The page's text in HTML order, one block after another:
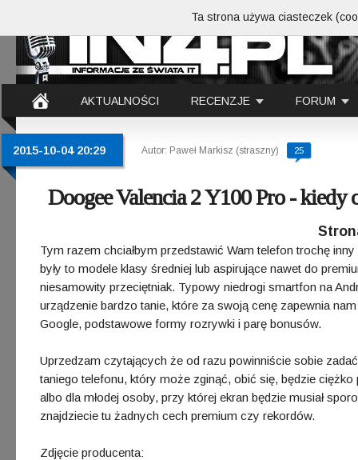
AKTUALNOŚCI RECENZJE FORUM
2015-10-04 20:29 Autor: Paweł Markisz (straszny) 25
Doogee Valencia 2 Y100 Pro - kiedy
Tym razem chciałbym przedstawić Wam telefon trochę
były to modele klasy średniej lub aspirujące nawet do
niesamowity przeciętniak. Typowy niedrogi smartfon na
urządzenie bardzo tanie, które za swoją cenę zapewnia
Google, podstawowe formy rozrywki i parę bonusów.
Uprzedzam czytających że od razu powinniście sobie
taniego telefonu, który może zginąć, obić się, będzie ciężko
albo dla młodej osoby, przy której ekran będzie musiał
znajdziecie tu żadnych cech premium czy rekordów.
Zdjęcie producenta:
Ta strona używa ciasteczek